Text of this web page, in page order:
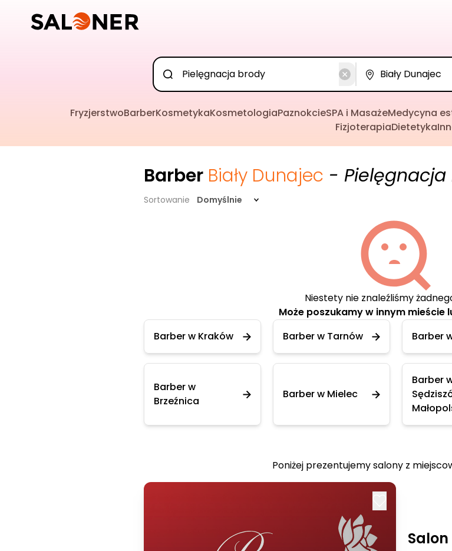
FryzjerstwoBarberKosmetykaKosmetologiaPaznokcieSPA i MasażeMedycyna
FizjoterapiaDietetyka
Barber Biały Dunajec -
Sortowanie Domyślnie
Niestety nie znaleźliśmy
Może poszukamy w innym mieście
Barber w Kraków
Barber w Tarnów Barber
Barber w
Brzeźnica
Barber w Mielec
Barber
Poniżej prezentujemy salony z